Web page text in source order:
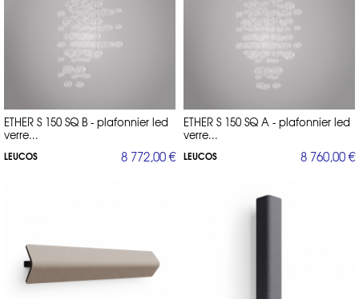
ETHER S 150 SQ B - plafonnier led
verre...
LEUCOS 8 772,00 €
ETHER S 150 SQ A - plafonnier led
verre...
LEUCOS 8 760,00 €